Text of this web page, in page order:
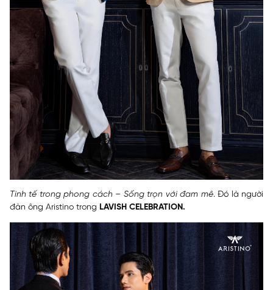
Tinh tế trong phong cách – Sống trọn với đam mê. Đó là người
đàn ông Aristino trong LAVISH CELEBRATION.